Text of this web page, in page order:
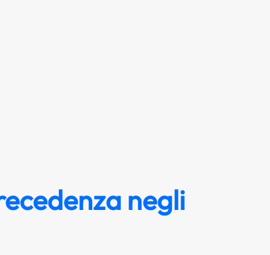
negli